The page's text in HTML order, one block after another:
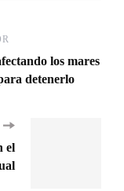
los mares
detenerlo
el